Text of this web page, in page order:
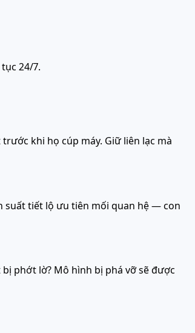
24/7.
khi họ cúp máy. Giữ liên lạc mà
suất tiết lộ ưu tiên mối quan hệ — con
phớt lờ? Mô hình bị phá vỡ sẽ được